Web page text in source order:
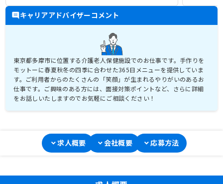
キャリアアドバイザーコメント
東京都多摩市に位置する介護老人保健施設でのお仕事です。手作りを
モットーに春夏秋冬の四季に合わせた365日メニューを提供していま
す。ご利用者からのたくさんの「笑顔」が生まれるやりがいのあるお
仕事です。ご興味のある方には、面接対策ポイントなど、さらに詳細
をお話しいたしますのでお気軽にご相談ください！
求人概要 会社概要 応募方法